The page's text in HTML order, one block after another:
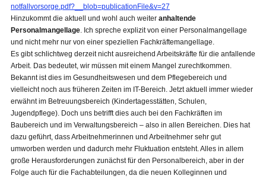
notfallvorsorge.pdf?__blob=publicationFile&v=27
Hinzukommt die aktuell und wohl auch weiter anhaltende
Personalmangellage . Ich spreche explizit von einer Personalmangellage
und nicht mehr nur von einer speziellen Fachkräftemangellage.
Es gibt schlichtweg derzeit nicht ausreichend Arbeitskräfte für die anfallende
Arbeit. Das bedeutet, wir müssen mit einem Mangel zurechtkommen.
Bekannt ist dies im Gesundheitswesen und dem Pflegebereich und
vielleicht noch aus früheren Zeiten im IT-Bereich. Jetzt aktuell immer wieder
erwähnt im Betreuungsbereich (Kindertagesstätten, Schulen,
Jugendpflege). Doch uns betrifft dies auch bei den Fachkräften im
Baubereich und im Verwaltungsbereich – also in allen Bereichen. Dies hat
dazu geführt, dass Arbeitnehmerinnen und Arbeitnehmer sehr gut
umworben werden und dadurch mehr Fluktuation entsteht. Alles in allem
große Herausforderungen zunächst für den Personalbereich, aber in der
Folge auch für die Fachabteilungen, da die neuen Kolleginnen und